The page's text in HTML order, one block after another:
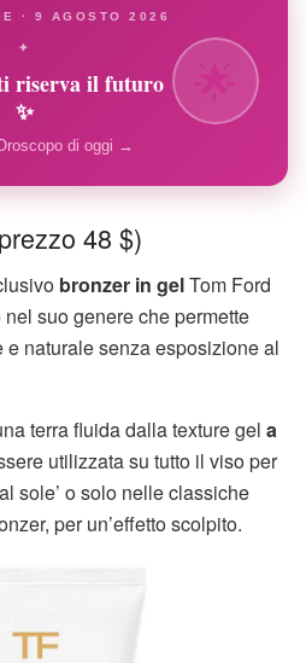
· 9 AGOSTO 2026
✦
riserva il futuro
✨
di oggi →
48 $)
bronzer in gelTom Ford
suo genere che permette
e naturale senza esposizione al
terra fluida dalla texture gel a
utilizzata su tutto il viso per
sole’ o solo nelle classiche
per un’effetto scolpito.